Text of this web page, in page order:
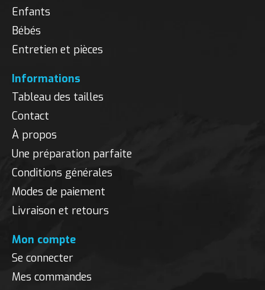
Enfants
Bébés
Entretien et pièces
Informations
Tableau des tailles
Contact
À propos
Une préparation parfaite
Conditions générales
Modes de paiement
Livraison et retours
Mon compte
Se connecter
Mes commandes